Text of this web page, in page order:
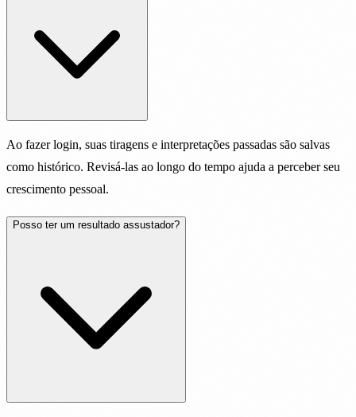
Ao fazer login, suas tiragens e interpretações passadas são salvas
como histórico. Revisá-las ao longo do tempo ajuda a perceber seu
crescimento pessoal.
Posso ter um resultado assustador?